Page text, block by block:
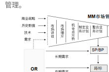
管理。